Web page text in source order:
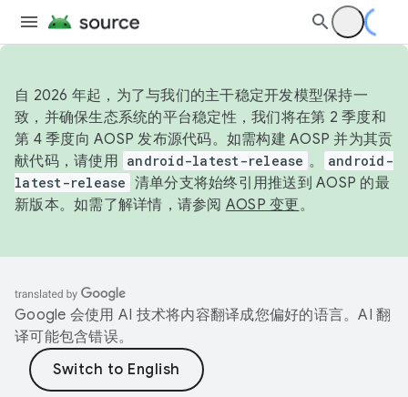
自 2026 年起，为了与我们的主干稳定开发模型保持一
致，并确保生态系统的平台稳定性，我们将在第 2 季度和
第 4 季度向 AOSP 发布源代码。如需构建 AOSP 并为其贡
献代码，请使用 android-latest-release 。
android-
latest-release 清单分支将始终引用推送到 AOSP 的最
新版本。如需了解详情，请参阅 AOSP 变更。
Google 会使用 AI 技术将内容翻译成您偏好的语言。AI 翻
译可能包含错误。